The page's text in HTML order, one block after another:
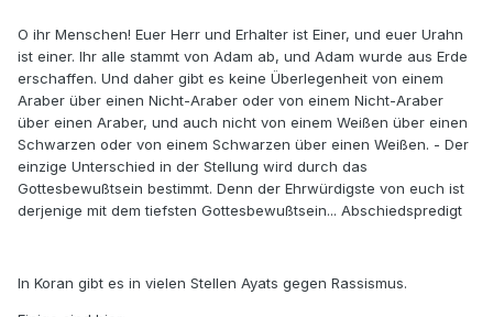
O ihr Menschen! Euer Herr und Erhalter ist Einer, und euer Urahn
ist einer. Ihr alle stammt von Adam ab, und Adam wurde aus Erde
erschaffen. Und daher gibt es keine Überlegenheit von einem
Araber über einen Nicht-Araber oder von einem Nicht-Araber
über einen Araber, und auch nicht von einem Weißen über einen
Schwarzen oder von einem Schwarzen über einen Weißen. - Der
einzige Unterschied in der Stellung wird durch das
Gottesbewußtsein bestimmt. Denn der Ehrwürdigste von euch ist
derjenige mit dem tiefsten Gottesbewußtsein... Abschiedspredigt
In Koran gibt es in vielen Stellen Ayats gegen Rassismus.